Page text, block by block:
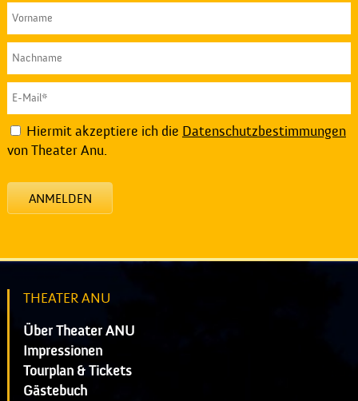
Hiermit akzeptiere ich die Datenschutzbestimmungen
von Theater Anu.
ANMELDEN
THEATER ANU
Über Theater ANU
Impressionen
Tourplan & Tickets
Gästebuch